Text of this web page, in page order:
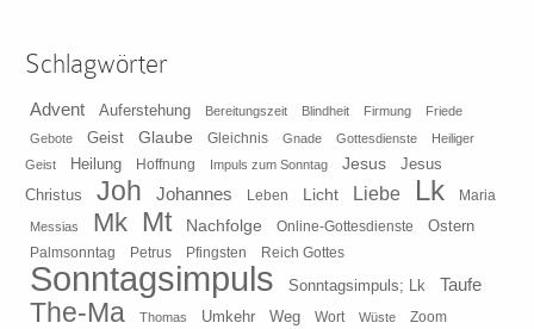
Schlagwörter
Advent Auferstehung Bereitungszeit Blindheit Firmung
Friede
Gebote
Geist Glaube Gleichnis Gnade Gottesdienste
Heiliger
Geist
Heilung Hoffnung Impuls zum Sonntag Jesus
Jesus
Christus
Joh Johannes Leben Licht Liebe Lk Maria
Messias Mk Mt Nachfolge Online-Gottesdienste Ostern
Palmsonntag Petrus Pfingsten Reich Gottes
Sonntagsimpuls Sonntagsimpuls; Lk Taufe
The-Ma Thomas Umkehr Weg Wort Wüste Zoom